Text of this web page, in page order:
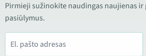
Pirmieji sužinokite naudingas naujienas ir
pasiūlymus.